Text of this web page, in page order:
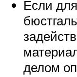
Если
делом